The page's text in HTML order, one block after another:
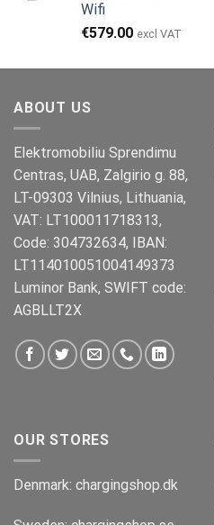
Wifi
€579.00 excl VAT
ABOUT US
Elektromobiliu Sprendimu
Centras, UAB, Zalgirio g. 88,
LT-09303 Vilnius, Lithuania,
VAT: LT100011718313,
Code: 304732634, IBAN:
LT114010051004149373
Luminor Bank, SWIFT code:
AGBLLT2X
OUR STORES
Denmark: chargingshop.dk